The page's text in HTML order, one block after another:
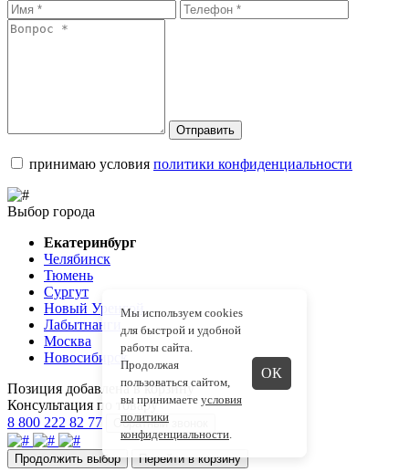
Отправить
принимаю условия политики конфиденциальности
Выбор города
Екатеринбург
Челябинск
Тюмень
Сургут
Новый Уренгой
Лабытнанги
Москва
Новосибирск
Позиция добавлена в корзину
Консультация по товару
8 800 222 82 77
Обратный звонок
Продолжить выбор Перейти в корзину
Мы используем cookies
для быстрой и удобной
работы сайта.
Продолжая
пользоваться сайтом,
вы принимаете условия
политики
конфиденциальности.
ОК